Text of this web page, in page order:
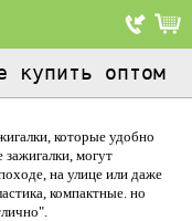
купить оптом
которые удобно
могут
на улице или даже
компактные. но